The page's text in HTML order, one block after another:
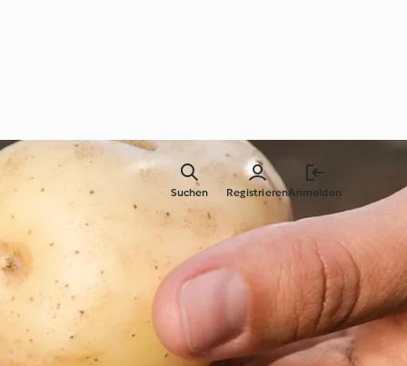
RegistrierenAnmelden
Suchen